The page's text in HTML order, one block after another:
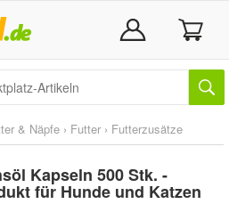
& Näpfe › Futter › Futterzusätze
Kapseln 500 Stk. -
für Hunde und Katzen